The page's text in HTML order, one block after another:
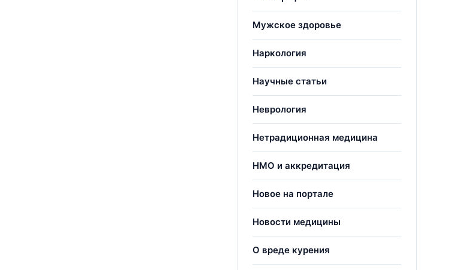
Мужское здоровье
Наркология
Научные статьи
Неврология
Нетрадиционная медицина
НМО и аккредитация
Новое на портале
Новости медицины
О вреде курения